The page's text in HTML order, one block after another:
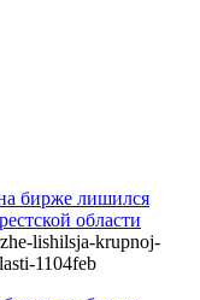
бирже лишился
области
lishilsja-krupnoj-
1104feb